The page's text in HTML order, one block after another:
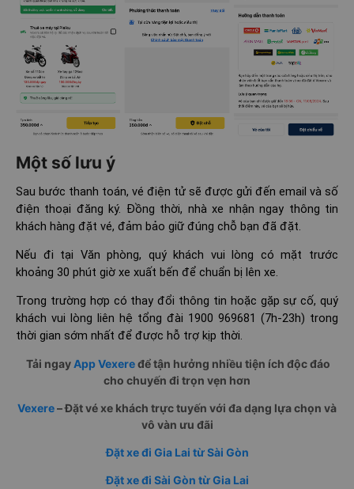
Một số lưu ý
Sau bước thanh toán, vé điện tử sẽ được gửi đến email và số
điện thoại đăng ký. Đồng thời, nhà xe nhận ngay thông tin
khách hàng đặt vé, đảm bảo giữ đúng chỗ bạn đã đặt.
Nếu đi tại Văn phòng, quý khách vui lòng có mặt trước
khoảng 30 phút giờ xe xuất bến để chuẩn bị lên xe.
Trong trường hợp có thay đổi thông tin hoặc gặp sự cố, quý
khách vui lòng liên hệ tổng đài 1900 969681 (7h-23h) trong
thời gian sớm nhất để được hỗ trợ kịp thời.
Tải ngay App Vexeređể tận hưởng nhiều tiện ích độc đáo
cho chuyến đi trọn vẹn hơn
Vexere– Đặt vé xe khách trực tuyến với đa dạng lựa chọn và
vô vàn ưu đãi
Đặt xe đi Gia Lai từ Sài Gòn
Đặt xe đi Sài Gòn từ Gia Lai